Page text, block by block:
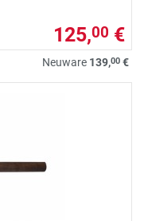
125,00 €
Neuware 139,00 €